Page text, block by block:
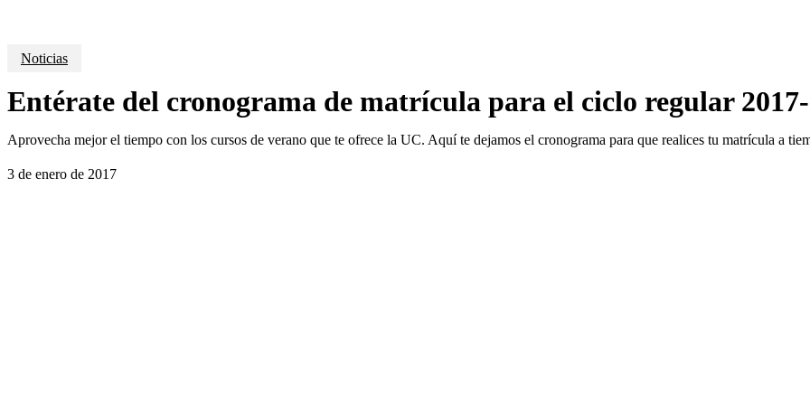
Noticias
Entérate del cronograma de matrícula para el ciclo regular
Aprovecha mejor el tiempo con los cursos de verano que te ofrece la UC. Aquí te dejamos el cronograma para que realices tu matrícula a
3 de enero de 2017